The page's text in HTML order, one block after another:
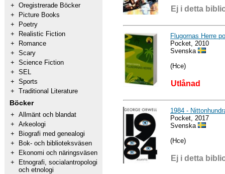
+ Oregistrerade Böcker
+
Picture Books
+
Poetry
+
Realistic Fiction
+
Romance
+ Scary
+ Science Fiction
+ SEL
+ Sports
+ Traditional Literature
Böcker
+ Allmänt och blandat
+ Arkeologi
+
Biografi med genealogi
+
Bok- och biblioteksväsen
+
Ekonomi och näringsväsen
+
Etnografi, socialantropologi
och etnologi
Ej i detta
Flugornas Herre
Pocket, 2010
Svenska
(Hce)
Utlånad
1984 -
Pocket, 2017
Svenska
(Hce)
Ej i detta